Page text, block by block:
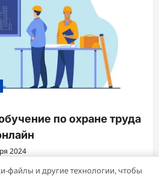
по охране труда
2024
файлы и другие технологии, чтобы